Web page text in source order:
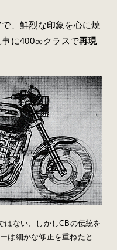
、鮮烈な印象を心に焼
事に400㏄クラスで再現
はない、しかしCBの伝統を
は細かな修正を重ねたと